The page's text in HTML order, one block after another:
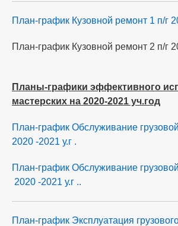
План-график Кузовной ремонт 1 п/г
План-график Кузовной ремонт 2 п/г
Планы-графики эффективного
мастерских на 2020-2021 уч.год
План-график Обслуживание
2020 -2021 у.г .
План-график Обслуживание
2020 -2021 у.г ..
План-график Эксплуатация